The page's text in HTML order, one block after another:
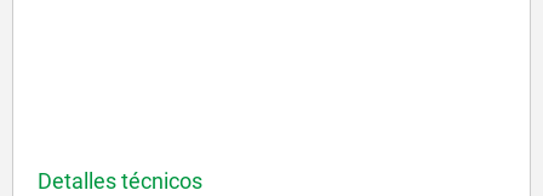
Detalles técnicos